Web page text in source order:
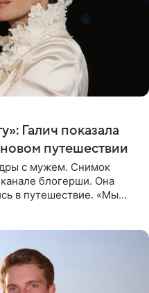
Галич показала
путешествии
с мужем. Снимок
блогерши. Она
в путешествие. «Мы